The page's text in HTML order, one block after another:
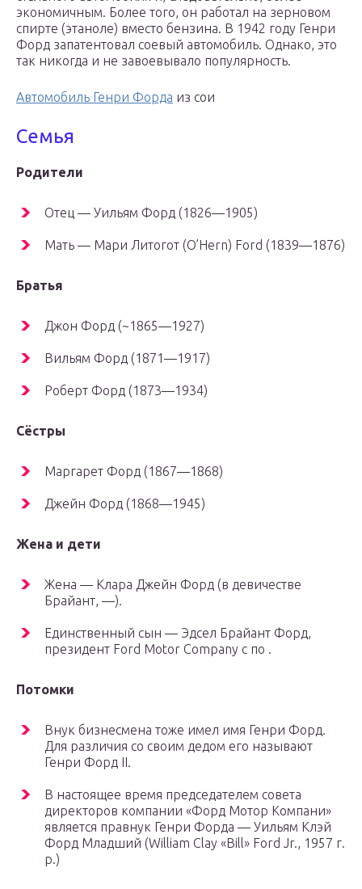
экономичным. Более того, он работал на зерновом
спирте (этаноле) вместо бензина. В 1942 году Генри
Форд запатентовал соевый автомобиль. Однако, это
так никогда и не завоевывало популярность.
Автомобиль Генри Форда из сои
Семья
Родители
Отец — Уильям Форд (1826—1905)
Мать — Мари Литогот (O’Hern) Ford (1839—1876)
Братья
Джон Форд (~1865—1927)
Вильям Форд (1871—1917)
Роберт Форд (1873—1934)
Сёстры
Маргарет Форд (1867—1868)
Джейн Форд (1868—1945)
Жена и дети
Жена — Клара Джейн Форд (в девичестве
Брайант, —).
Единственный сын — Эдсел Брайант Форд,
президент Ford Motor Company с по .
Потомки
Внук бизнесмена тоже имел имя Генри Форд.
Для различия со своим дедом его называют
Генри Форд II.
В настоящее время председателем совета
директоров компании «Форд Мотор Компани»
является правнук Генри Форда — Уильям Клэй
Форд Младший (William Clay «Bill» Ford Jr., 1957 г.
р.)